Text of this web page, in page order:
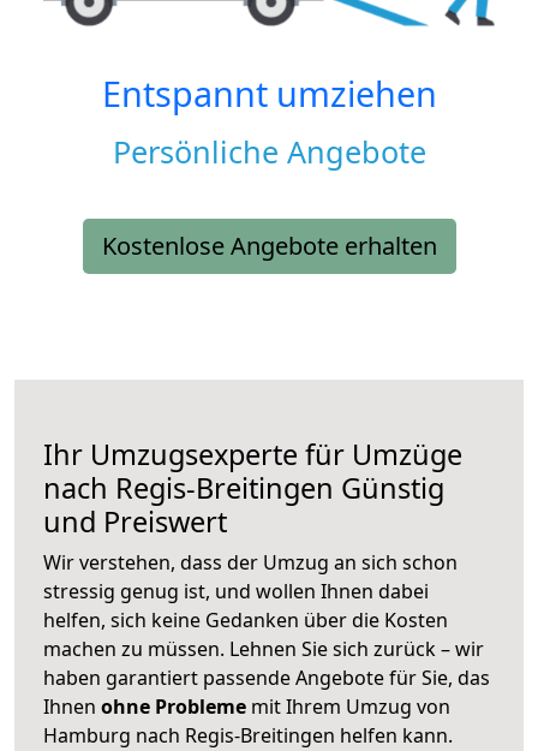
Entspannt umziehen
Persönliche Angebote
Kostenlose Angebote erhalten
Ihr Umzugsexperte für Umzüge
nach Regis-Breitingen Günstig
und Preiswert
Wir verstehen, dass der Umzug an sich schon
stressig genug ist, und wollen Ihnen dabei
helfen, sich keine Gedanken über die Kosten
machen zu müssen. Lehnen Sie sich zurück – wir
haben garantiert passende Angebote für Sie, das
Ihnen ohne Probleme mit Ihrem Umzug von
Hamburg nach Regis-Breitingen helfen kann.